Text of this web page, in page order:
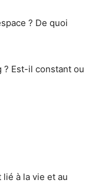
? De quoi
? Est-il constant ou
à la vie et au